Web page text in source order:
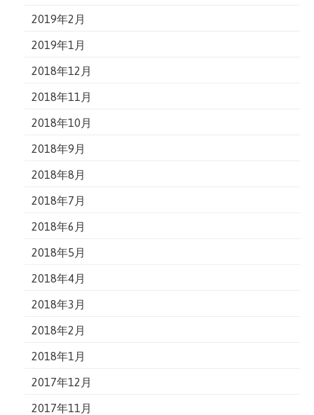
2019年2月
2019年1月
2018年12月
2018年11月
2018年10月
2018年9月
2018年8月
2018年7月
2018年6月
2018年5月
2018年4月
2018年3月
2018年2月
2018年1月
2017年12月
2017年11月